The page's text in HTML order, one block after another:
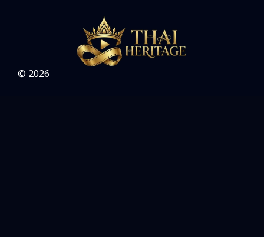
Slice of Life ชีวิตประจำวัน
Social Issues สังคม
Spy
© 2026